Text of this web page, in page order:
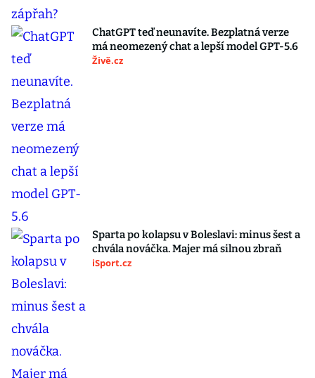
ChatGPT teď neunavíte. Bezplatná verze
má neomezený chat a lepší model GPT-5.6
Živě.cz
Sparta po kolapsu v Boleslavi: minus šest a
chvála nováčka. Majer má silnou zbraň
iSport.cz